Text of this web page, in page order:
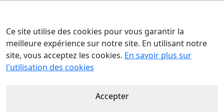
Accueil Nos talents
Ce site utilise des cookies pour vous garantir la
meilleure expérience sur notre site. En utilisant notre
site, vous acceptez les cookies. En savoir plus sur
l'utilisation des cookies
Accepter